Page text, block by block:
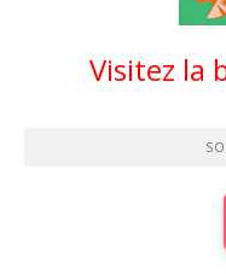
Visitez la